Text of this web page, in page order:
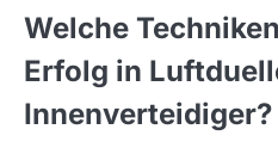
Welche
Erfolg in
Innenverteidiger?